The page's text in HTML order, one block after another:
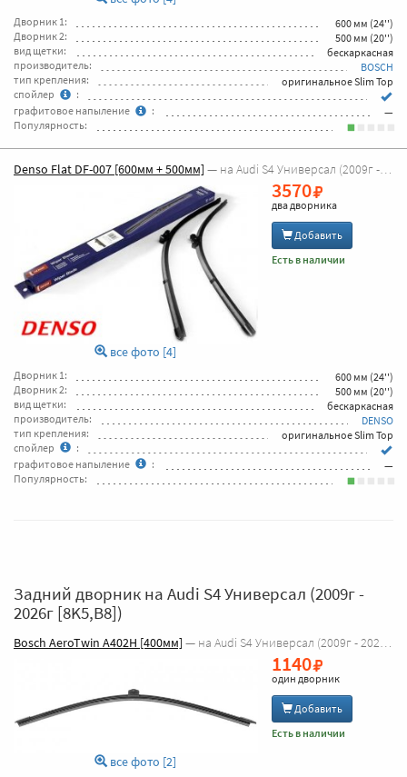
Дворник 1:
600 мм (24'')
Дворник 2:
500 мм (20'')
вид щетки:
бескаркасная
производитель:
BOSCH
тип крепления:
оригинальное Slim Top
спойлер
:
графитовое напыление
:
—
Популярность:
Denso Flat DF-007 [600мм + 500мм] — на Audi S4 Универсал (2009г - 2026г [8K5,B8])
все фото [4]
3570
два дворника
Добавить
Есть в наличии
Дворник 1:
600 мм (24'')
Дворник 2:
500 мм (20'')
вид щетки:
бескаркасная
производитель:
DENSO
тип крепления:
оригинальное Slim Top
спойлер
:
графитовое напыление
:
—
Популярность:
Задний дворник на Audi S4 Универсал (2009г -
2026г [8K5,B8])
Bosch AeroTwin A402H [400мм] — на Audi S4 Универсал (2009г - 2026г [8K5,B8])
все фото [2]
1140
один дворник
Добавить
Есть в наличии